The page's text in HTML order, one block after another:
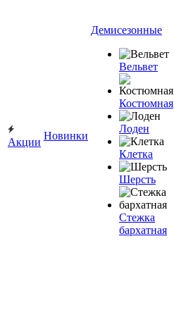
Акции
Новинки
Демисезонные
Вельвет
Костюмная
Лоден
Клетка
Шерсть
Стежка
бархатная